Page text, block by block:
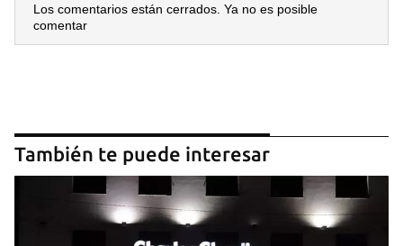
Los comentarios están cerrados. Ya no es posible
comentar
También te puede interesar